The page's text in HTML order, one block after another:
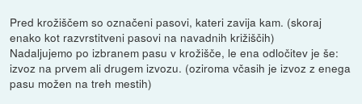
Pred krožiščem so označeni pasovi, kateri zavija kam. (skoraj
enako kot razvrstitveni pasovi na navadnih križiščih)
Nadaljujemo po izbranem pasu v krožišče, le ena odločitev je še:
izvoz na prvem ali drugem izvozu. (oziroma včasih je izvoz z enega
pasu možen na treh mestih)